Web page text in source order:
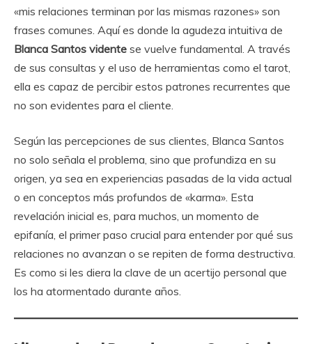
«mis relaciones terminan por las mismas razones» son
frases comunes. Aquí es donde la agudeza intuitiva de
Blanca Santos vidente se vuelve fundamental. A través
de sus consultas y el uso de herramientas como el tarot,
ella es capaz de percibir estos patrones recurrentes que
no son evidentes para el cliente.
Según las percepciones de sus clientes, Blanca Santos
no solo señala el problema, sino que profundiza en su
origen, ya sea en experiencias pasadas de la vida actual
o en conceptos más profundos de «karma». Esta
revelación inicial es, para muchos, un momento de
epifanía, el primer paso crucial para entender por qué sus
relaciones no avanzan o se repiten de forma destructiva.
Es como si les diera la clave de un acertijo personal que
los ha atormentado durante años.